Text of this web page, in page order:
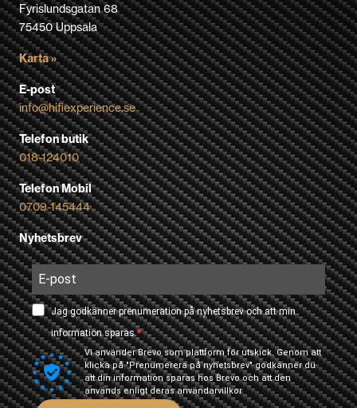
Fyrislundsgatan 68
75450 Uppsala
Karta »
E-post
info@hifiexperience.se
Telefon butik
018-124010
Telefon Mobil
0709-145444
Nyhetsbrev
Jag godkänner prenumeration på nyhetsbrev och att min
information sparas.
Vi använder Brevo som plattform för utskick. Genom att
klicka på "Prenumerera på nyhetsbrev" godkänner du
att din information sparas hos Brevo och att den
används enligt derasanvändarvillkor